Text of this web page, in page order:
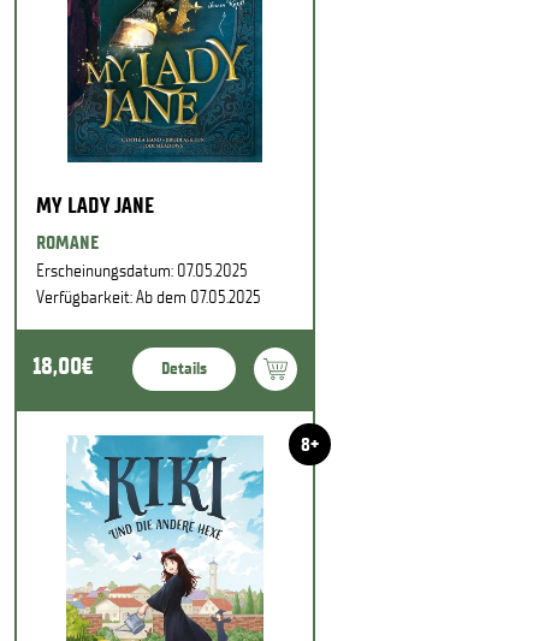
MY LADY JANE
ROMANE
Erscheinungsdatum: 07.05.2025
Verfügbarkeit: Ab dem 07.05.2025
18,00€ Details
8+